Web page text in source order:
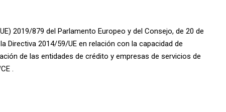
2019/879 del Parlamento Europeo y del Consejo, de 20 de
Directiva 2014/59/UE en relación con la capacidad de
de las entidades de crédito y empresas de servicios de
.